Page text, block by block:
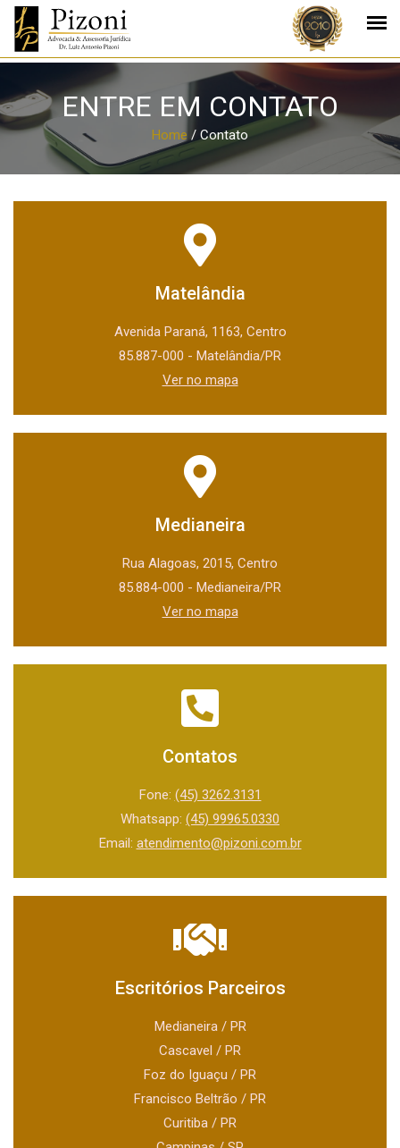
ENTRE EM CONTATO
Home / Contato
Matelândia
Avenida Paraná, 1163, Centro
85.887-000 - Matelândia/PR
Ver no mapa
Medianeira
Rua Alagoas, 2015, Centro
85.884-000 - Medianeira/PR
Ver no mapa
Contatos
Fone: (45) 3262.3131
Whatsapp: (45) 99965.0330
Email: atendimento@pizoni.com.br
Escritórios Parceiros
Medianeira / PR
Cascavel / PR
Foz do Iguaçu / PR
Francisco Beltrão / PR
Curitiba / PR